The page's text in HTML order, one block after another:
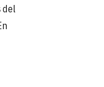
del